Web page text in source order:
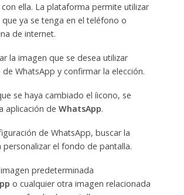
ella. La plataforma permite utilizar
ya se tenga en el teléfono o
de internet.
la imagen que se desea utilizar
WhatsApp y confirmar la elección.
se haya cambiado el íicono, se
aplicación de WhatsApp.
de WhatsApp, buscar la
personalizar el fondo de pantalla.
imagen predeterminada
o cualquier otra imagen relacionada